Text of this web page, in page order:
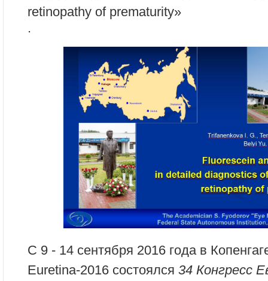
retinopathy of prematurity»
.
С 9 - 14 сентября 2016 года в
Euretina-2016 состоялся 34 Конгресс